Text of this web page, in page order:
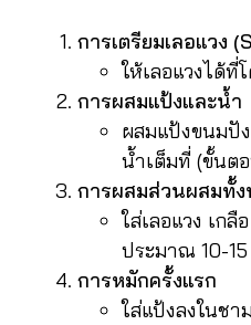
การเตรียมเลอแวง
ให้เลอแวงได้ที่
การผสมแป้งและน้ำ
ผสมแป้งขนมปั
น้ำเต็มที่ (ขั้นต
การผสมส่วนผสมทั้ง
ใส่เลอแวง เก
ประมาณ 10-
การหมักครั้งแรก
ใส่แป้งลงในช